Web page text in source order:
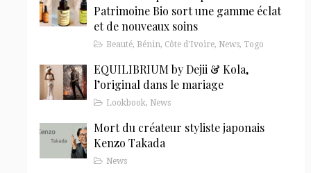
Patrimoine Bio sort une gamme éclat
et de nouveaux soins
Beauté, Bénin, Côte d'Ivoire, News, Togo
EQUILIBRIUM by Dejii & Kola,
l’original dans le mariage
Lookbook, News
Mort du créateur styliste japonais
Kenzo Takada
News